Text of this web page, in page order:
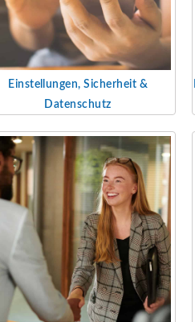
Einstellungen, Sicherheit &
Datenschutz